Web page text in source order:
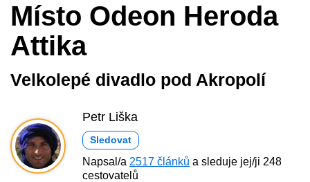
Místo Odeon Heroda
Attika
Velkolepé divadlo pod Akropolí
Petr Liška
Sledovat
Napsal/a 2517 článků a sleduje jej/ji 248
cestovatelů